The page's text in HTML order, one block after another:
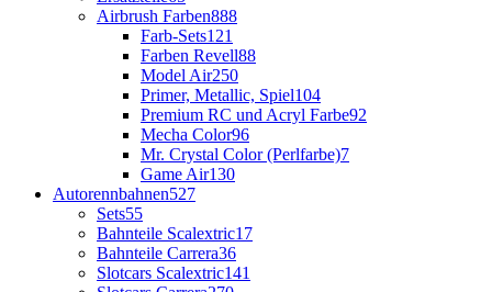
Airbrush Farben888
Farb-Sets121
Farben Revell88
Model Air250
Primer, Metallic, Spiel104
Premium RC und Acryl Farbe92
Mecha Color96
Mr. Crystal Color (Perlfarbe)7
Game Air130
Autorennbahnen527
Sets55
Bahnteile Scalextric17
Bahnteile Carrera36
Slotcars Scalextric141